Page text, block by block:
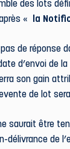
des lots
«
la
de réponse
d’envoi de
son gain
de lot
saurait être
délivrance de